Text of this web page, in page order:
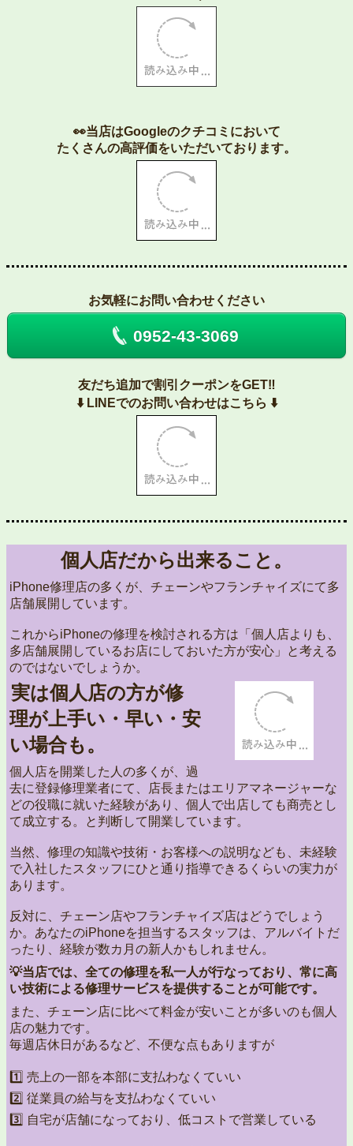
👀当店はGoogleのクチコミにおいて
たくさんの高評価をいただいております。
お気軽にお問い合わせください
0952-43-3069
友だち追加で割引クーポンをGET‼️
⬇️ LINEでのお問い合わせはこちら ⬇️
個人店だから出来ること。
iPhone修理店の多くが、チェーンやフランチャイズにて多
店舗展開しています。
これからiPhoneの修理を検討される方は「個人店よりも、
多店舗展開しているお店にしておいた方が安心」と考える
のではないでしょうか。
実は個人店の方が修
理が上手い・早い・安
い場合も。
個人店を開業した人の多くが、過
去に登録修理業者にて、店長またはエリアマネージャーな
どの役職に就いた経験があり、個人で出店しても商売とし
て成立する。と判断して開業しています。
当然、修理の知識や技術・お客様への説明なども、未経験
で入社したスタッフにひと通り指導できるくらいの実力が
あります。
反対に、チェーン店やフランチャイズ店はどうでしょう
か。あなたのiPhoneを担当するスタッフは、アルバイトだ
ったり、経験が数カ月の新人かもしれません。
💡当店では、全ての修理を私一人が行なっており、常に高
い技術による修理サービスを提供することが可能です。
また、チェーン店に比べて料金が安いことが多いのも個人
店の魅力です。
毎週店休日があるなど、不便な点もありますが
1️⃣ 売上の一部を本部に支払わなくていい
2️⃣ 従業員の給与を支払わなくていい
3️⃣ 自宅が店舗になっており、低コストで営業している